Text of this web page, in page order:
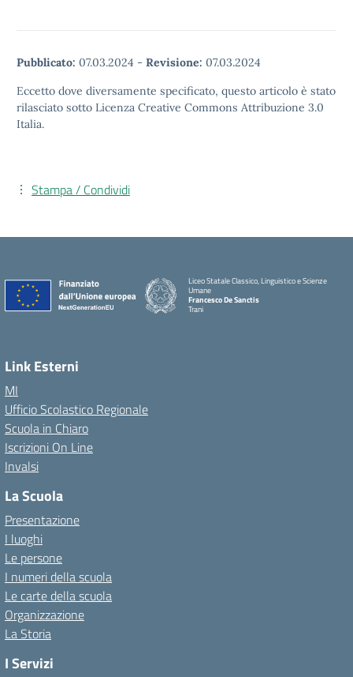
Pubblicato: 07.03.2024 - Revisione: 07.03.2024
Eccetto dove diversamente specificato, questo articolo è stato
rilasciato sotto Licenza Creative Commons Attribuzione 3.0
Italia.
Stampa / Condividi
Liceo Statale Classico, Linguistico e Scienze
Umane
Francesco De Sanctis
Trani
Link Esterni
MI
Ufficio Scolastico Regionale
Scuola in Chiaro
Iscrizioni On Line
Invalsi
La Scuola
Presentazione
I luoghi
Le persone
I numeri della scuola
Le carte della scuola
Organizzazione
La Storia
I Servizi